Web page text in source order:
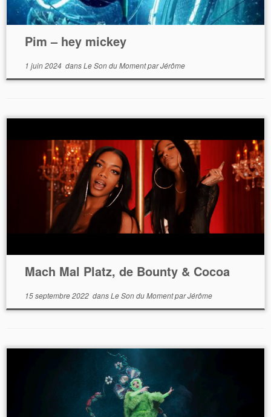
Pim – hey mickey
1 juin 2024dansLe Son du MomentparJérôme
Mach Mal Platz, de Bounty & Cocoa
15 septembre 2022dansLe Son du MomentparJérôme